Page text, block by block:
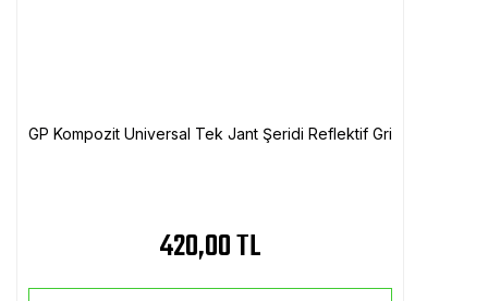
GP Kompozit Universal Tek Jant Şeridi Reflektif Gri
420,00 TL